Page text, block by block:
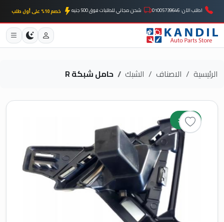
اطلب الآن: 01005739646 شحن مجاني للطلبات فوق 500 جنيه خصم 10% على أول طلب
الرئيسية الاصناف الشبك حامل شبكة R
جديد